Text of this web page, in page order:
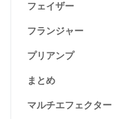
フェイザー
フランジャー
プリアンプ
まとめ
マルチエフェクター